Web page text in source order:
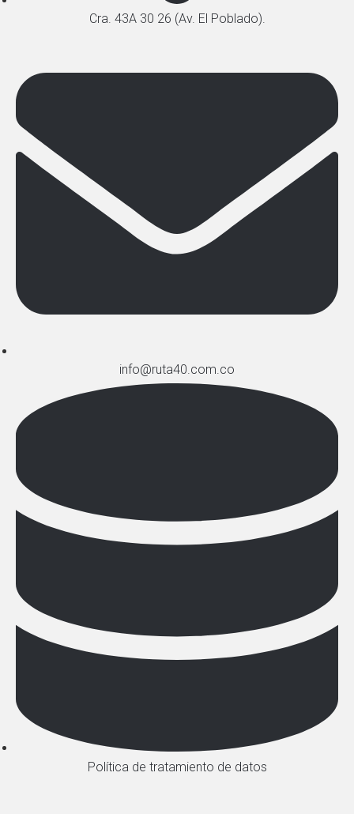
Cra. 43A 30 26 (Av. El Poblado).
info@ruta40.com.co
Política de tratamiento de datos